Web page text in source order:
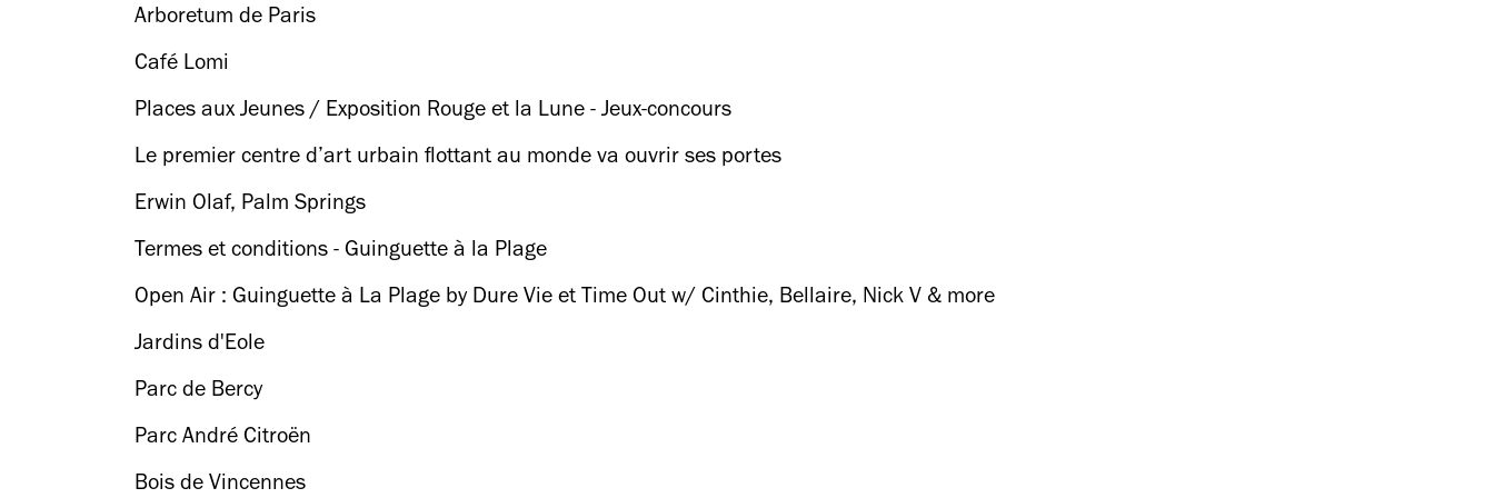
Arboretum de Paris
Café Lomi
Places aux Jeunes / Exposition Rouge et la Lune - Jeux-concours
Le premier centre d’art urbain flottant au monde va ouvrir ses portes
Erwin Olaf, Palm Springs
Termes et conditions - Guinguette à la Plage
Open Air : Guinguette à La Plage by Dure Vie et Time Out w/ Cinthie, Bellaire, Nick V & more
Jardins d'Eole
Parc de Bercy
Parc André Citroën
Bois de Vincennes